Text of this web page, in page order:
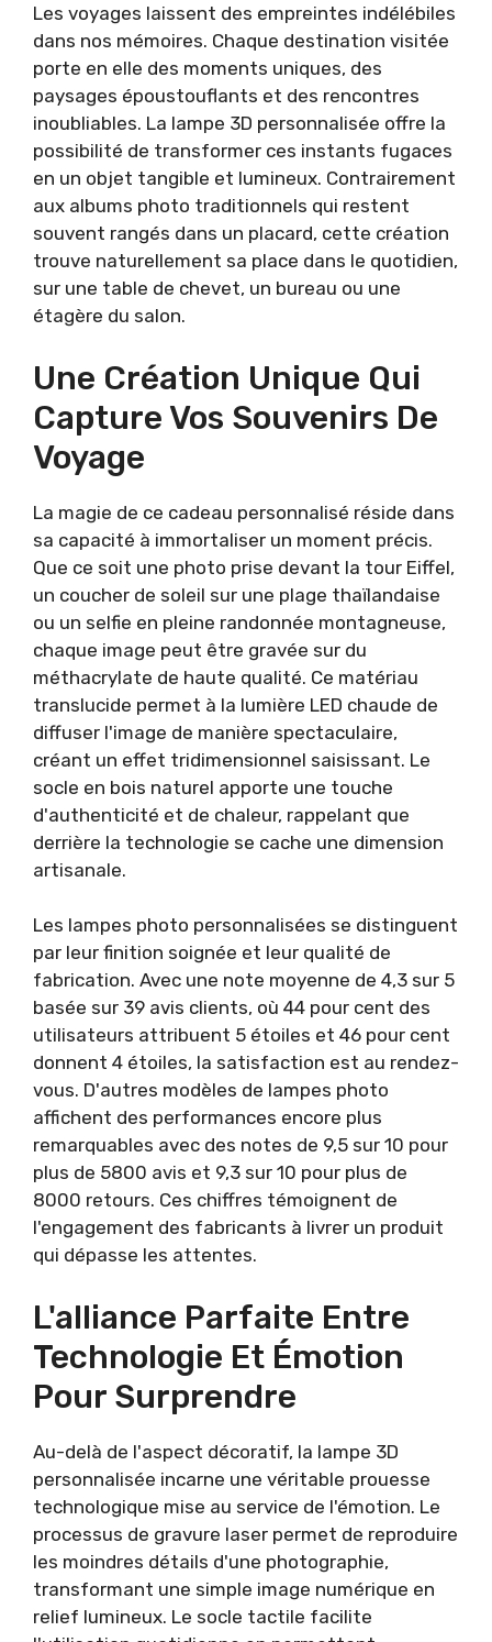
Les voyages laissent des empreintes indélébiles
dans nos mémoires. Chaque destination visitée
porte en elle des moments uniques, des
paysages époustouflants et des rencontres
inoubliables. La lampe 3D personnalisée offre la
possibilité de transformer ces instants fugaces
en un objet tangible et lumineux. Contrairement
aux albums photo traditionnels qui restent
souvent rangés dans un placard, cette création
trouve naturellement sa place dans le quotidien,
sur une table de chevet, un bureau ou une
étagère du salon.
Une Création Unique Qui
Capture Vos Souvenirs De
Voyage
La magie de ce cadeau personnalisé réside dans
sa capacité à immortaliser un moment précis.
Que ce soit une photo prise devant la tour Eiffel,
un coucher de soleil sur une plage thaïlandaise
ou un selfie en pleine randonnée montagneuse,
chaque image peut être gravée sur du
méthacrylate de haute qualité. Ce matériau
translucide permet à la lumière LED chaude de
diffuser l'image de manière spectaculaire,
créant un effet tridimensionnel saisissant. Le
socle en bois naturel apporte une touche
d'authenticité et de chaleur, rappelant que
derrière la technologie se cache une dimension
artisanale.
Les lampes photo personnalisées se distinguent
par leur finition soignée et leur qualité de
fabrication. Avec une note moyenne de 4,3 sur 5
basée sur 39 avis clients, où 44 pour cent des
utilisateurs attribuent 5 étoiles et 46 pour cent
donnent 4 étoiles, la satisfaction est au rendez-
vous. D'autres modèles de lampes photo
affichent des performances encore plus
remarquables avec des notes de 9,5 sur 10 pour
plus de 5800 avis et 9,3 sur 10 pour plus de
8000 retours. Ces chiffres témoignent de
l'engagement des fabricants à livrer un produit
qui dépasse les attentes.
L'alliance Parfaite Entre
Technologie Et Émotion
Pour Surprendre
Au-delà de l'aspect décoratif, la lampe 3D
personnalisée incarne une véritable prouesse
technologique mise au service de l'émotion. Le
processus de gravure laser permet de reproduire
les moindres détails d'une photographie,
transformant une simple image numérique en
relief lumineux. Le socle tactile facilite